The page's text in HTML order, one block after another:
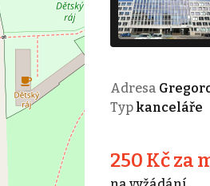
Adresa
Typ kanceláře
250 Kč za